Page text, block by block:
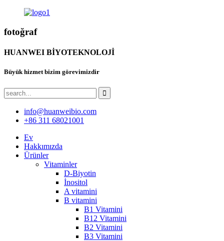
fotoğraf
HUANWEI BİYOTEKNOLOJİ
Büyük hizmet bizim görevimizdir
info@huanweibio.com
+86 311 68021001
Ev
Hakkımızda
Ürünler
Vitaminler
D-Biyotin
İnositol
A vitamini
B vitamini
B1 Vitamini
B12 Vitamini
B2 Vitamini
B3 Vitamini